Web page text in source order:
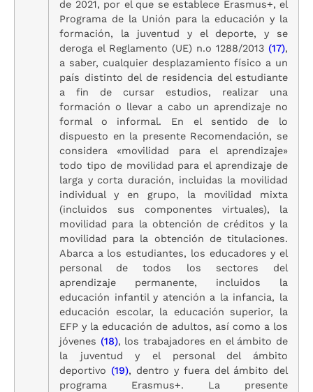
de 2021, por el que se establece Erasmus+, el
Programa de la Unión para la educación y la
formación, la juventud y el deporte, y se
deroga el Reglamento (UE) n.o 1288/2013 (17),
a saber, cualquier desplazamiento físico a un
país distinto del de residencia del estudiante
a fin de cursar estudios, realizar una
formación o llevar a cabo un aprendizaje no
formal o informal. En el sentido de lo
dispuesto en la presente Recomendación, se
considera «movilidad para el aprendizaje»
todo tipo de movilidad para el aprendizaje de
larga y corta duración, incluidas la movilidad
individual y en grupo, la movilidad mixta
(incluidos sus componentes virtuales), la
movilidad para la obtención de créditos y la
movilidad para la obtención de titulaciones.
Abarca a los estudiantes, los educadores y el
personal de todos los sectores del
aprendizaje permanente, incluidos la
educación infantil y atención a la infancia, la
educación escolar, la educación superior, la
EFP y la educación de adultos, así como a los
jóvenes (18), los trabajadores en el ámbito de
la juventud y el personal del ámbito
deportivo (19), dentro y fuera del ámbito del
programa Erasmus+. La presente